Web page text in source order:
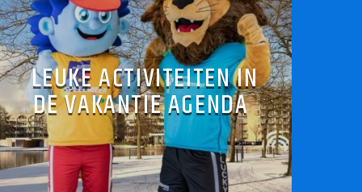
LEUKE ACTIVITEITEN IN
DE VAKANTIE AGENDA